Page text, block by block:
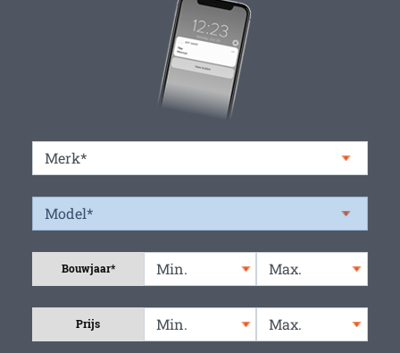
Bouwjaar*
Prijs